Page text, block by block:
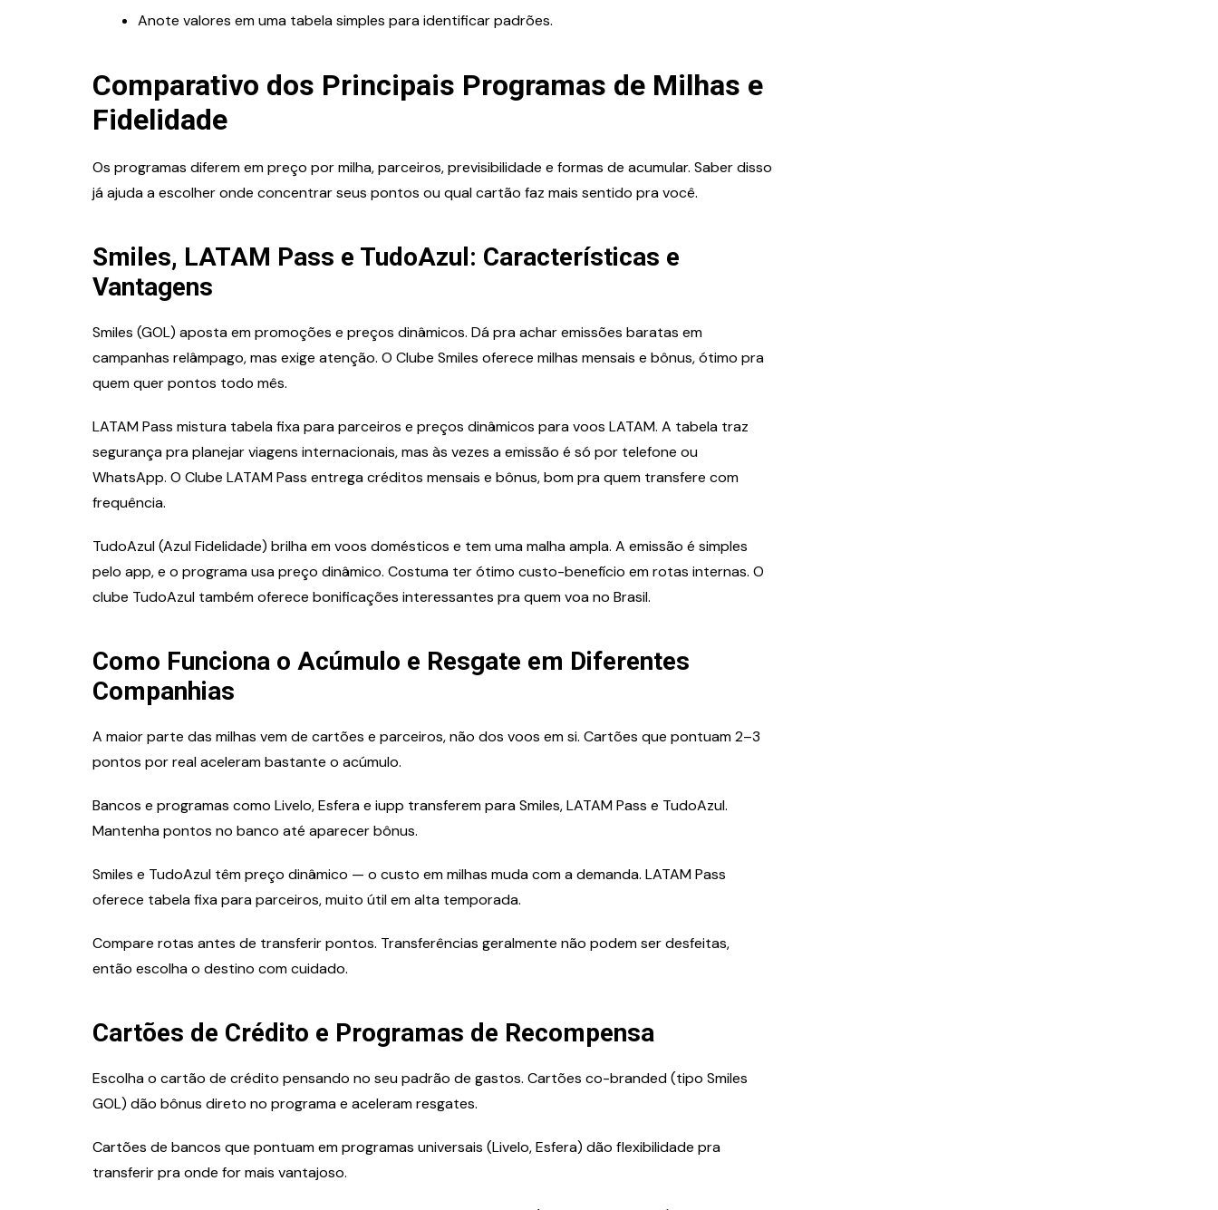
Anote valores em uma tabela simples para identificar padrões.
Comparativo dos Principais Programas de Milhas e
Fidelidade
Os programas diferem em preço por milha, parceiros, previsibilidade e formas de acumular. Saber disso
já ajuda a escolher onde concentrar seus pontos ou qual cartão faz mais sentido pra você.
Smiles, LATAM Pass e TudoAzul: Características e
Vantagens
Smiles (GOL) aposta em promoções e preços dinâmicos. Dá pra achar emissões baratas em
campanhas relâmpago, mas exige atenção. O Clube Smiles oferece milhas mensais e bônus, ótimo pra
quem quer pontos todo mês.
LATAM Pass mistura tabela fixa para parceiros e preços dinâmicos para voos LATAM. A tabela traz
segurança pra planejar viagens internacionais, mas às vezes a emissão é só por telefone ou
WhatsApp. O Clube LATAM Pass entrega créditos mensais e bônus, bom pra quem transfere com
frequência.
TudoAzul (Azul Fidelidade) brilha em voos domésticos e tem uma malha ampla. A emissão é simples
pelo app, e o programa usa preço dinâmico. Costuma ter ótimo custo-benefício em rotas internas. O
clube TudoAzul também oferece bonificações interessantes pra quem voa no Brasil.
Como Funciona o Acúmulo e Resgate em Diferentes
Companhias
A maior parte das milhas vem de cartões e parceiros, não dos voos em si. Cartões que pontuam 2–3
pontos por real aceleram bastante o acúmulo.
Bancos e programas como Livelo, Esfera e iupp transferem para Smiles, LATAM Pass e TudoAzul.
Mantenha pontos no banco até aparecer bônus.
Smiles e TudoAzul têm preço dinâmico — o custo em milhas muda com a demanda. LATAM Pass
oferece tabela fixa para parceiros, muito útil em alta temporada.
Compare rotas antes de transferir pontos. Transferências geralmente não podem ser desfeitas,
então escolha o destino com cuidado.
Cartões de Crédito e Programas de Recompensa
Escolha o cartão de crédito pensando no seu padrão de gastos. Cartões co-branded (tipo Smiles
GOL) dão bônus direto no programa e aceleram resgates.
Cartões de bancos que pontuam em programas universais (Livelo, Esfera) dão flexibilidade pra
transferir pra onde for mais vantajoso.